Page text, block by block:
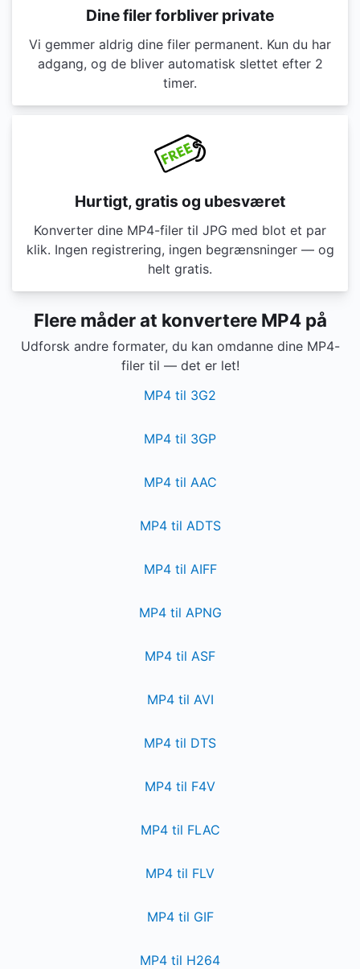
Dine filer forbliver private
Vi gemmer aldrig dine filer permanent. Kun du har
adgang, og de bliver automatisk slettet efter 2
timer.
Hurtigt, gratis og ubesværet
Konverter dine MP4-filer til JPG med blot et par
klik. Ingen registrering, ingen begrænsninger — og
helt gratis.
Flere måder at konvertere MP4 på
Udforsk andre formater, du kan omdanne dine MP4-
filer til — det er let!
MP4 til 3G2
MP4 til 3GP
MP4 til AAC
MP4 til ADTS
MP4 til AIFF
MP4 til APNG
MP4 til ASF
MP4 til AVI
MP4 til DTS
MP4 til F4V
MP4 til FLAC
MP4 til FLV
MP4 til GIF
MP4 til H264